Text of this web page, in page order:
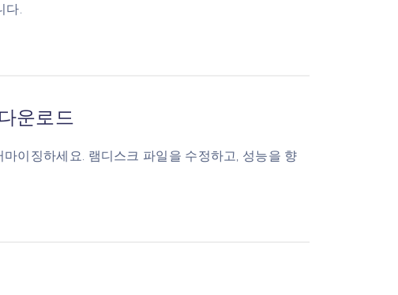
다.
운로드
이징하세요. 램디스크 파일을 수정하고, 성능을 향